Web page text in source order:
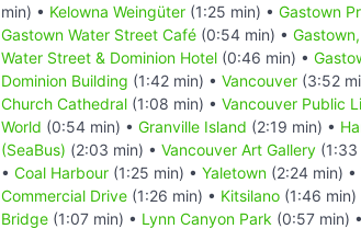
min) • Kelowna Weingüter (1:25 min) • Gastown
Gastown Water Street Café (0:54 min) •
Water Street & Dominion Hotel (0:46 min) •
Dominion Building (1:42 min) • Vancouver (3:52
Church Cathedral (1:08 min) • Vancouver Public
World (0:54 min) • Granville Island (2:19 min) •
(SeaBus) (2:03 min) • Vancouver Art Gallery (1:33
• Coal Harbour (1:25 min) • Yaletown (2:24 min) •
Commercial Drive (1:26 min) • Kitsilano (1:46 min)
Bridge (1:07 min) • Lynn Canyon Park (0:57 min) •